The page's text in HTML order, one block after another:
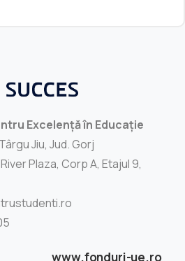
Excelență în Educație
Jiu, Jud. Gorj
Plaza, Corp A, Etajul 9,
www.fonduri-ue.ro